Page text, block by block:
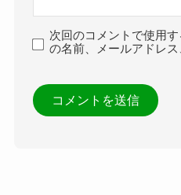
次回のコメントで使用
の名前、メールアドレス